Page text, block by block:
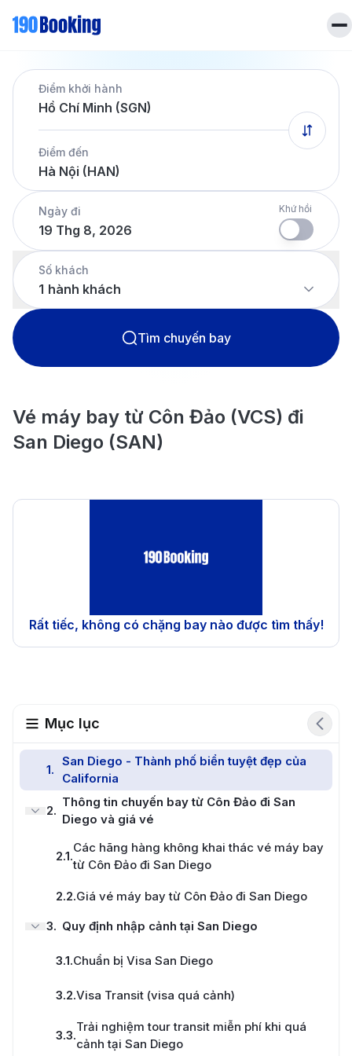
Trang chủ
Vé máy bay
Dịch vụ
Khách sạn
Tin tứcLiên hệ
Hotline
028 7303 6167
Tiếng Việt
Điểm khởi hành
Hồ Chí Minh (SGN)
Điểm đến
Hà Nội (HAN)
Ngày đi
19 Thg 8, 2026
Khứ hồi
Số khách
1 hành khách
Tìm chuyến bay
Vé máy bay từ Côn Đảo (VCS) đi
San Diego (SAN)
Rất tiếc, không có chặng bay nào được tìm thấy!
Mục lục
1.
San Diego - Thành phố biển tuyệt đẹp của
California
2.
Thông tin chuyến bay từ Côn Đảo đi San
Diego và giá vé
2.1.
Các hãng hàng không khai thác vé máy bay
từ Côn Đảo đi San Diego
2.2.Giá vé máy bay từ Côn Đảo đi San Diego
3. Quy định nhập cảnh tại San Diego
3.1.Chuẩn bị Visa San Diego
3.2.Visa Transit (visa quá cảnh)
3.3.
Trải nghiệm tour transit miễn phí khi quá
cảnh tại San Diego